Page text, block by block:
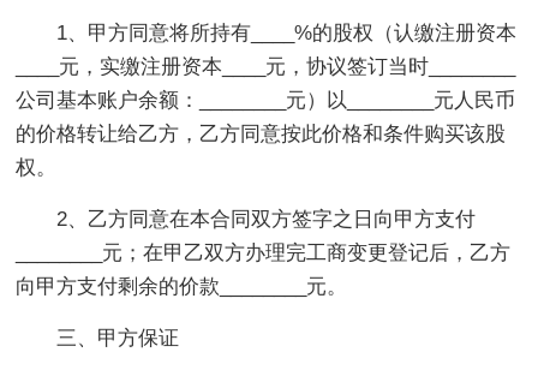
1、甲方同意将所持有____%的股权（认缴注册资本
____元，实缴注册资本____元，协议签订当时________
公司基本账户余额：________元）以________元人民币
的价格转让给乙方，乙方同意按此价格和条件购买该股
权。
2、乙方同意在本合同双方签字之日向甲方支付
________元；在甲乙双方办理完工商变更登记后，乙方
向甲方支付剩余的价款________元。
三、甲方保证